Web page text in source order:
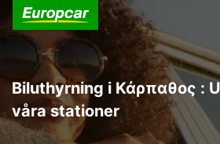
Biluthyrning i Κάρπαθος :
våra stationer